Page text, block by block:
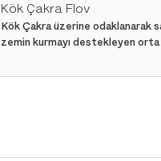
Kök Çakra Flov
Kök Çakra üzerine odaklanarak
zemin kurmayı destekleyen